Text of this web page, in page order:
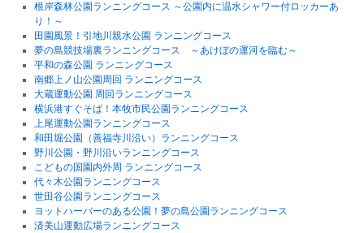
根岸森林公園ランニングコース ～公園内に温水シャワー付ロッカーあ
り！～
田園風景！引地川親水公園 ランニングコース
夢の島競技場裏ランニングコース ～あけぼの運河を臨む～
平和の森公園 ランニングコース
南郷上ノ山公園周回 ランニングコース
大蔵運動公園 周回ランニングコース
横浜港すぐそば！本牧市民公園ランニングコース
上尾運動公園ランニングコース
和田堀公園（善福寺川沿い）ランニングコース
野川公園・野川沿いランニングコース
こどもの国園内外周 ランニングコース
代々木公園ランニングコース
世田谷公園ランニングコース
ヨットハーバーのある公園！夢の島公園ランニングコース
済美山運動広場ランニングコース